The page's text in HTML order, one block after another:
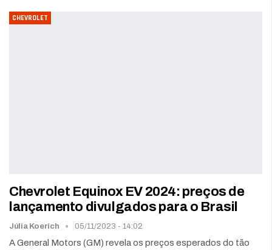
CHEVROLET
Chevrolet Equinox EV 2024: preços de
lançamento divulgados para o Brasil
Júlia Koerich 05/11/2023 - 14:02
A General Motors (GM) revela os preços esperados do tão